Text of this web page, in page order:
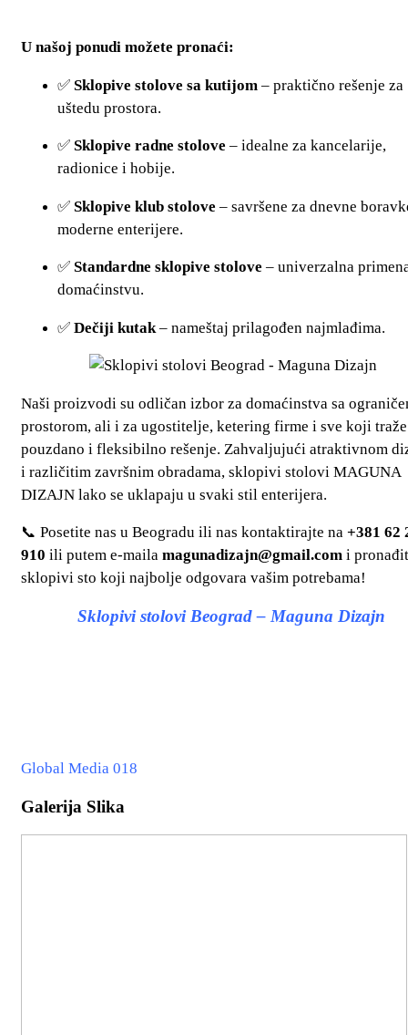
U našoj ponudi možete pronaći:
✅ Sklopive stolove sa kutijom – praktično rešenje za
uštedu prostora.
✅ Sklopive radne stolove – idealne za kancelarije,
radionice i hobije.
✅ Sklopive klub stolove – savršene za dnevne
moderne enterijere.
✅ Standardne sklopive stolove – univerzalna
domaćinstvu.
✅ Dečiji kutak – nameštaj prilagođen najmlađima.
Naši proizvodi su odličan izbor za domaćinstva sa
prostorom, ali i za ugostitelje, ketering firme i sve koji traže
pouzdano i fleksibilno rešenje. Zahvaljujući atraktivnom
i različitim završnim obradama, sklopivi stolovi MAGUNA
DIZAJN lako se uklapaju u svaki stil enterijera.
📞 Posetite nas u Beogradu ili nas kontaktirajte na +381 62
910 ili putem e-maila magunadizajn@gmail.com i
sklopivi sto koji najbolje odgovara vašim potrebama!
Sklopivi stolovi Beograd – Maguna Dizajn
Global Media 018
Galerija Slika